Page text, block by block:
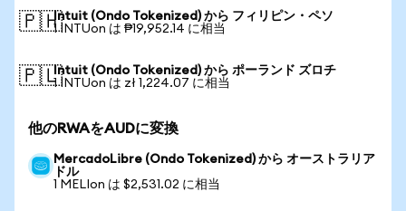
🇵🇭Intuit (Ondo Tokenized) から フィリピン・ペソ
1 INTUon は ₱19,952.14 に相当
🇵🇱Intuit (Ondo Tokenized) から ポーランド ズロチ
1 INTUon は zł 1,224.07 に相当
他のRWAをAUDに変換
MercadoLibre (Ondo Tokenized) から オーストラリア
ドル
1 MELIon は $2,531.02 に相当